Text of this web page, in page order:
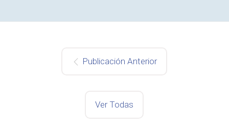
Publicación Anterior
Ver Todas